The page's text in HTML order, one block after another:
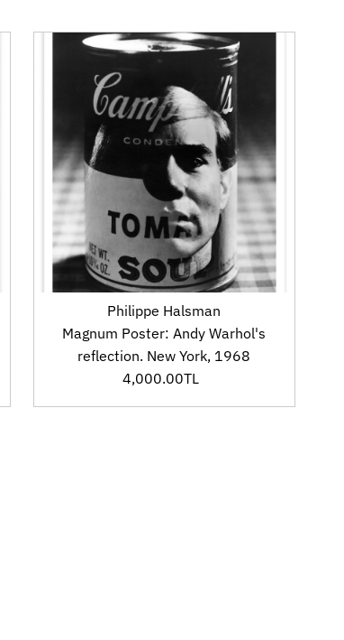
Philippe Halsman
Magnum Poster: Andy Warhol's
reflection. New York, 1968
Fiyat
4,000.00TL